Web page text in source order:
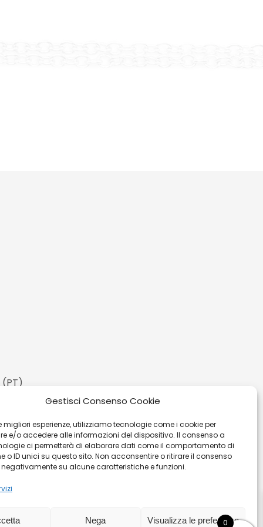
Gestisci Consenso Cookie
migliori esperienze, utilizziamo tecnologie come i cookie per
e/o accedere alle informazioni del dispositivo. Il consenso a
ci permetterà di elaborare dati come il comportamento di
o ID unici su questo sito. Non acconsentire o ritirare il consenso
su alcune caratteristiche e funzioni.
Nega Visualizza le preferenze
|Privacy Policy |Cookies Sitemaps 0